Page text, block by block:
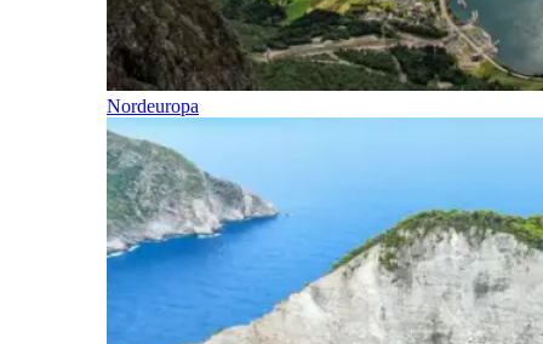
Nordeuropa